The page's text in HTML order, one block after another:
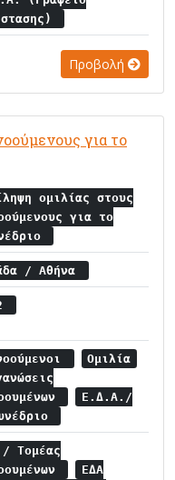
Προβολή
για το
ομιλίας στους
για το
/ Αθήνα
Ομιλία
Ε.Δ.Α./
/ Τομέας
ΕΔΑ